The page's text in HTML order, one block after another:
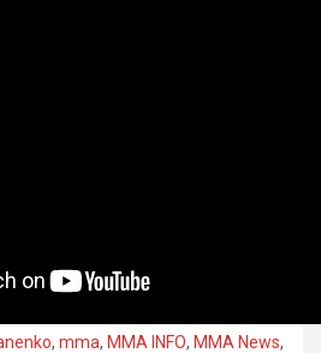
, mma, MMA INFO, MMA News,